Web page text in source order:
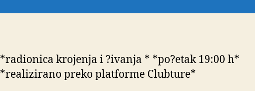
*radionica krojenja i ?ivanja * *po?etak 19:00 h*
*realizirano preko platforme Clubture*